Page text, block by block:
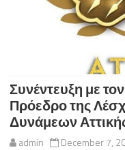
Συνέντευξη με
Πρόεδρο της
Δυνάμεων
admin December 7,